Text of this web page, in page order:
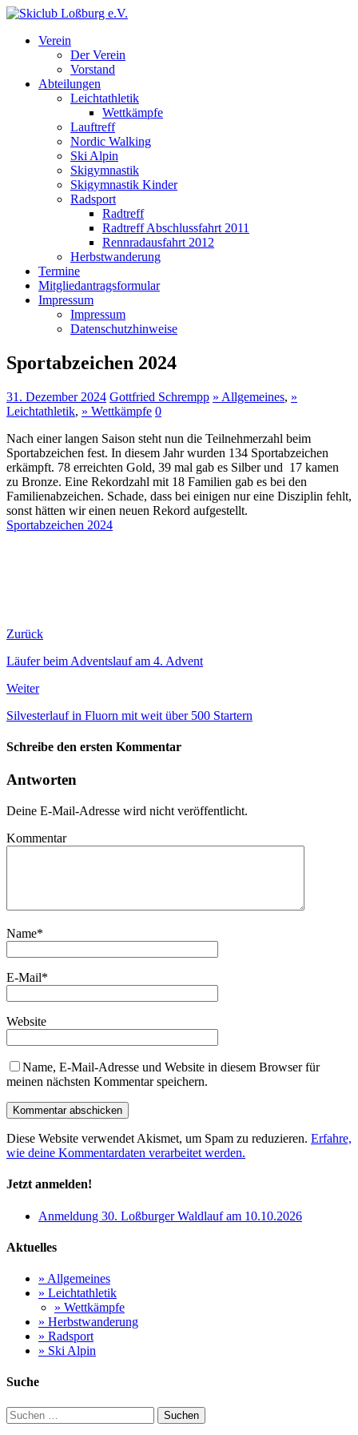
Verein
Der Verein
Vorstand
Abteilungen
Leichtathletik
Wettkämpfe
Lauftreff
Nordic Walking
Ski Alpin
Skigymnastik
Skigymnastik Kinder
Radsport
Radtreff
Radtreff Abschlussfahrt 2011
Rennradausfahrt 2012
Herbstwanderung
Termine
Mitgliedantragsformular
Impressum
Impressum
Datenschutzhinweise
Sportabzeichen 2024
31. Dezember 2024 Gottfried Schrempp » Allgemeines, »
Leichtathletik, » Wettkämpfe 0
Nach einer langen Saison steht nun die Teilnehmerzahl beim
Sportabzeichen fest. In diesem Jahr wurden 134 Sportabzeichen
erkämpft. 78 erreichten Gold, 39 mal gab es Silber und 17 kamen
zu Bronze. Eine Rekordzahl mit 18 Familien gab es bei den
Familienabzeichen. Schade, dass bei einigen nur eine Disziplin fehlt,
sonst hätten wir einen neuen Rekord aufgestellt.
Sportabzeichen 2024
Zurück
Läufer beim Adventslauf am 4. Advent
Weiter
Silvesterlauf in Fluorn mit weit über 500 Startern
Schreibe den ersten Kommentar
Antworten
Deine E-Mail-Adresse wird nicht veröffentlicht.
Kommentar
Name*
E-Mail*
Website
Name, E-Mail-Adresse und Website in diesem Browser für
meinen nächsten Kommentar speichern.
Diese Website verwendet Akismet, um Spam zu reduzieren. Erfahre,
wie deine Kommentardaten verarbeitet werden.
Jetzt anmelden!
Anmeldung 30. Loßburger Waldlauf am 10.10.2026
Aktuelles
» Allgemeines
» Leichtathletik
» Wettkämpfe
» Herbstwanderung
» Radsport
» Ski Alpin
Suche
Suchen
nach: